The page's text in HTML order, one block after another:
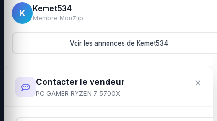
K Kemet534
Membre Mon7up
Voir les annonces de Kemet534
Contacter le vendeur
PC GAMER RYZEN 7 5700X
×